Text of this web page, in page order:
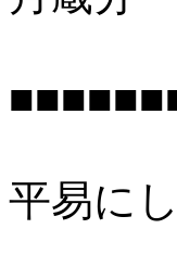
平易に